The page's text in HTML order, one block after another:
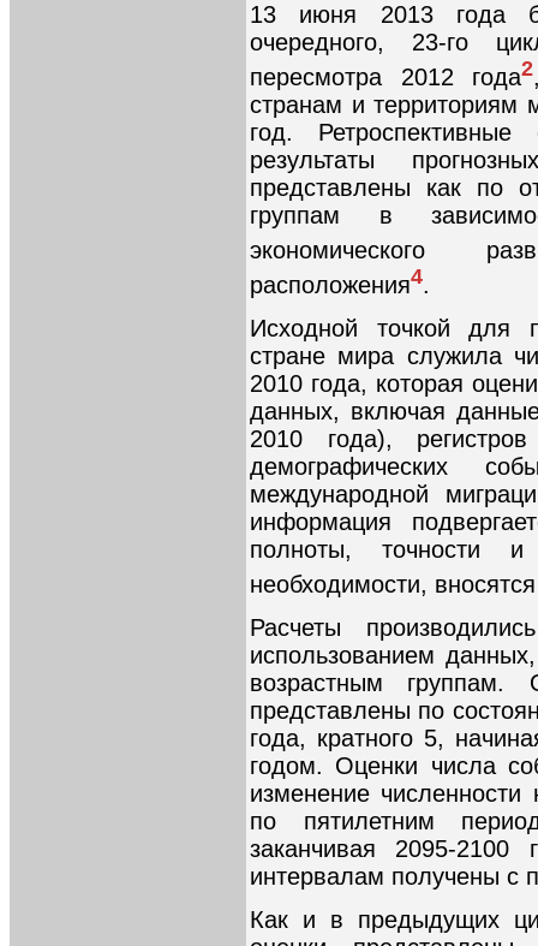
13 июня 2013 года
очередного, 23-го
пересмотра 2012 года2
странам и территориям
год.
результаты
представлены как по
группам в
экономического
расположения4
Исходной точкой для
стране мира служила
2010 года, которая
данных, включая
2010 года),
демографических
международной
информация
полноты, точности
необходимости,
Расчеты
использованием
возрастным группам.
представлены по
года, кратного 5,
годом. Оценки числа
изменение
по пятилетним
заканчивая 2095-
интервалам получены с
Как и в предыдущих